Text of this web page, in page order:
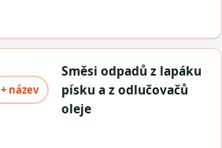
+ název
Směsi odpadů z lapáku
písku a z odlučovačů
oleje